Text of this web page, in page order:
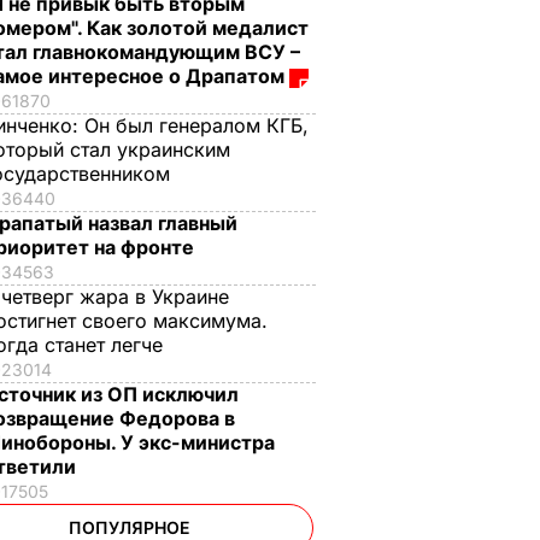
Как золотой медалист
главнокомандующим ВСУ –
интересное о Драпатом
61870
Он был генералом КГБ,
стал украинским
36440
назвал главный
на фронте
34563
жара в Украине
своего максимума.
станет легче
23014
из ОП исключил
Федорова в
У экс-министра
17505
ПОПУЛЯРНОЕ